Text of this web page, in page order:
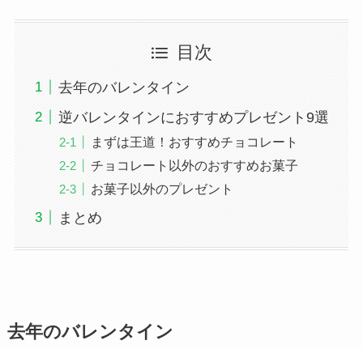
目次
去年のバレンタイン
逆バレンタインにおすすめプレゼント9選
まずは王道！おすすめチョコレート
チョコレート以外のおすすめお菓子
お菓子以外のプレゼント
まとめ
去年のバレンタイン